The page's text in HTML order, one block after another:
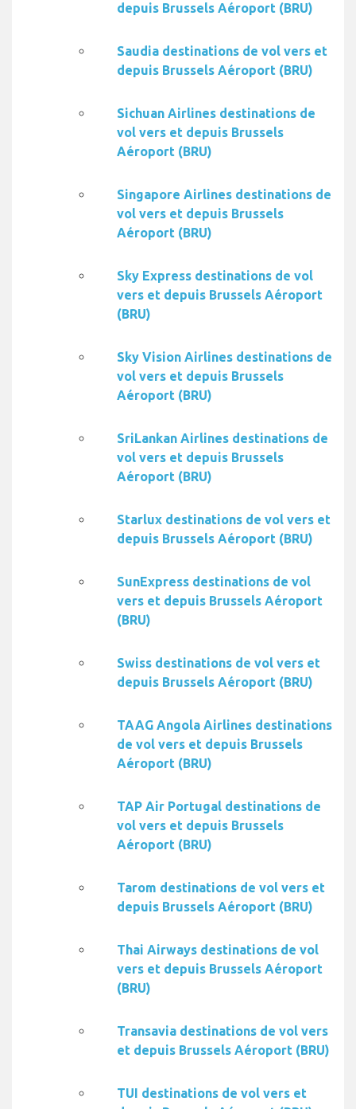
depuis Brussels Aéroport (BRU)
Saudia destinations de vol vers et
depuis Brussels Aéroport (BRU)
Sichuan Airlines destinations de
vol vers et depuis Brussels
Aéroport (BRU)
Singapore Airlines destinations de
vol vers et depuis Brussels
Aéroport (BRU)
Sky Express destinations de vol
vers et depuis Brussels Aéroport
(BRU)
Sky Vision Airlines destinations de
vol vers et depuis Brussels
Aéroport (BRU)
SriLankan Airlines destinations de
vol vers et depuis Brussels
Aéroport (BRU)
Starlux destinations de vol vers et
depuis Brussels Aéroport (BRU)
SunExpress destinations de vol
vers et depuis Brussels Aéroport
(BRU)
Swiss destinations de vol vers et
depuis Brussels Aéroport (BRU)
TAAG Angola Airlines destinations
de vol vers et depuis Brussels
Aéroport (BRU)
TAP Air Portugal destinations de
vol vers et depuis Brussels
Aéroport (BRU)
Tarom destinations de vol vers et
depuis Brussels Aéroport (BRU)
Thai Airways destinations de vol
vers et depuis Brussels Aéroport
(BRU)
Transavia destinations de vol vers
et depuis Brussels Aéroport (BRU)
TUI destinations de vol vers et